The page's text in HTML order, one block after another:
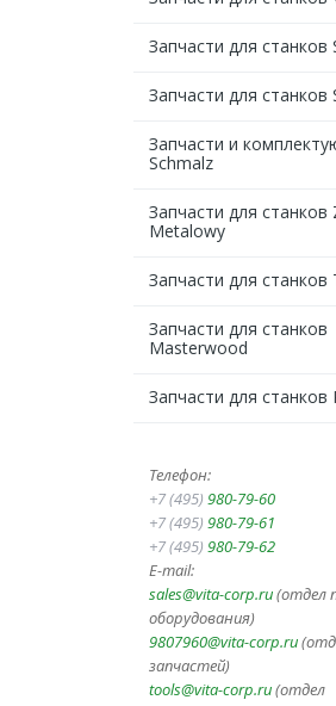
Запчасти для станков
Запчасти для станков
Запчасти и
Schmalz
Запчасти для станков
Metalowy
Запчасти для станков
Запчасти для станков
Masterwood
Запчасти для станков
Телефон:
+7 (495) 980-79-60
+7 (495) 980-79-61
+7 (495) 980-79-62
E-mail:
sales@vita-corp.ru(отдел
оборудования)
9807960@vita-corp.ru
запчастей)
tools@vita-corp.ru(отдел